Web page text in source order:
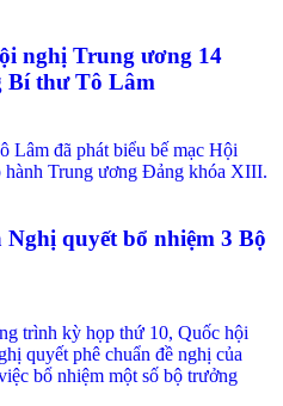
nghị Trung ương 14
Bí thư Tô Lâm
Lâm đã phát biểu bế mạc Hội
hành Trung ương Đảng khóa XIII.
quyết bổ nhiệm 3 Bộ
trình kỳ họp thứ 10, Quốc hội
quyết phê chuẩn đề nghị của
bổ nhiệm một số bộ trưởng